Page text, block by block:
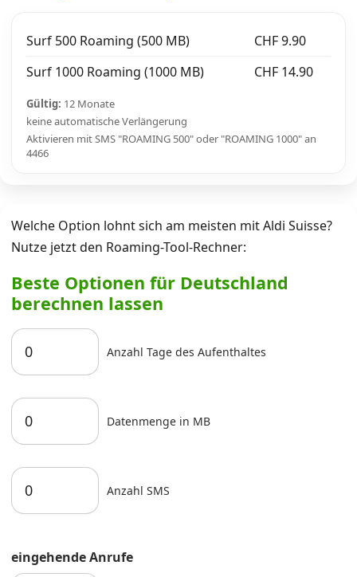
Surf 500 Roaming (500 MB)
CHF 9.90
Surf 1000 Roaming (1000 MB)
CHF 14.90
Gültig: 12 Monate
keine automatische Verlängerung
Aktivieren mit SMS "ROAMING 500" oder "ROAMING 1000" an
4466
Welche Option lohnt sich am meisten mit Aldi Suisse?
Nutze jetzt den Roaming-Tool-Rechner:
Beste Optionen für Deutschland
berechnen lassen
Anzahl Tage des Aufenthaltes
Datenmenge in MB
Anzahl SMS
eingehende Anrufe